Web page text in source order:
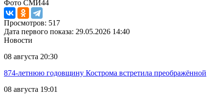
Фото СМИ44
Просмотров: 517
Дата первого показа: 29.05.2026 14:40
Новости
08 августа 20:30
874-летнюю годовщину Кострома встретила преображённой
08 августа 19:01